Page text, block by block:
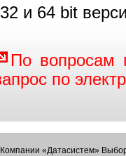
и 64 bit
По вопросам
по
«Датасистем»